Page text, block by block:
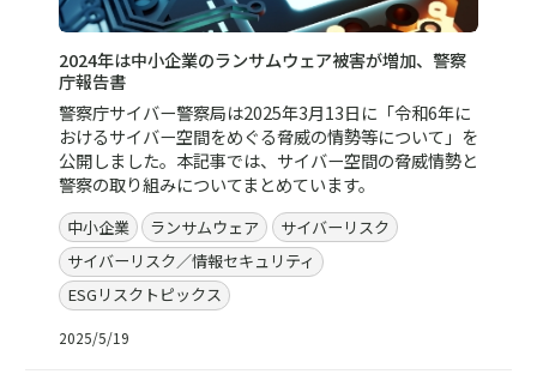
2024年は中小企業のランサムウェア被害が増加、警察
庁報告書
警察庁サイバー警察局は2025年3月13日に「令和6年に
おけるサイバー空間をめぐる脅威の情勢等について」を
公開しました。本記事では、サイバー空間の脅威情勢と
警察の取り組みについてまとめています。
中小企業 ランサムウェア
サイバーリスク
サイバーリスク／情報セキュリティ
ESGリスクトピックス
2025/5/19